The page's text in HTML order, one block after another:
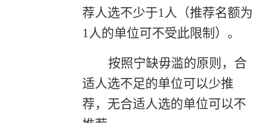
荐人选不少于1人（推荐名额为
1人的单位可不受此限制）。
按照宁缺毋滥的原则，合
适人选不足的单位可以少推
荐，无合适人选的单位可以不